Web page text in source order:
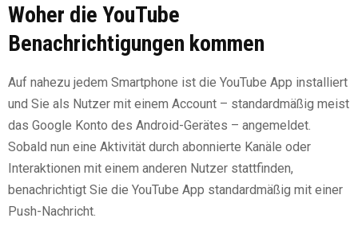
Woher die YouTube
Benachrichtigungen kommen
Auf nahezu jedem Smartphone ist die YouTube App installiert
und Sie als Nutzer mit einem Account – standardmäßig meist
das Google Konto des Android-Gerätes – angemeldet.
Sobald nun eine Aktivität durch abonnierte Kanäle oder
Interaktionen mit einem anderen Nutzer stattfinden,
benachrichtigt Sie die YouTube App standardmäßig mit einer
Push-Nachricht.